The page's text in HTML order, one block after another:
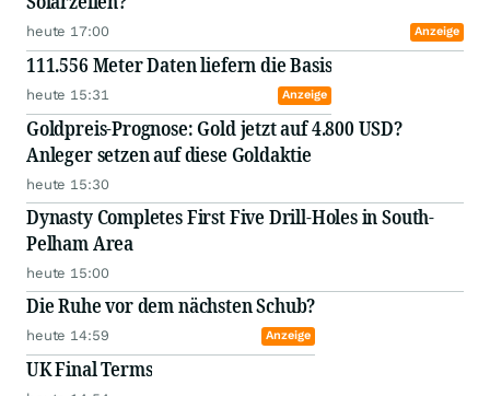
heute 17:00 Anzeige
111.556 Meter Daten liefern die Basis
heute 15:31 Anzeige
Goldpreis-Prognose: Gold jetzt auf 4.800 USD?
Anleger setzen auf diese Goldaktie
heute 15:30
Dynasty Completes First Five Drill-Holes in South-
Pelham Area
heute 15:00
Die Ruhe vor dem nächsten Schub?
heute 14:59 Anzeige
UK Final Terms